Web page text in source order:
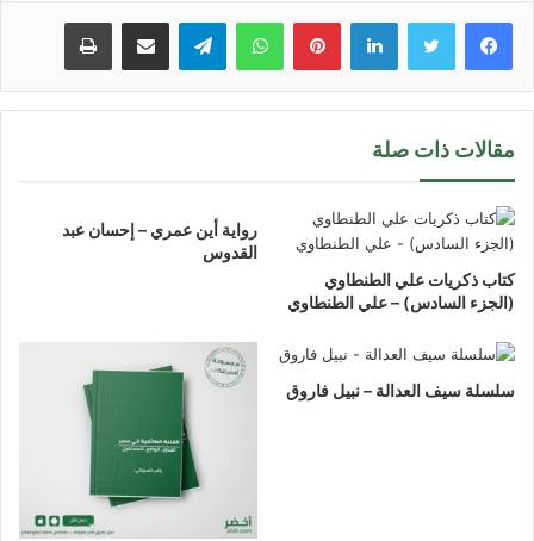
لينكدإن بينتيريستواتساب تيلقرام مشاركة عبر البريد طباعة
مقالات ذات صلة
كتاب ذكريات علي الطنطاوي
(الجزء السادس) – علي الطنطاوي
رواية أين عمري – إحسان عبد
القدوس
سلسلة سيف العدالة – نبيل فاروق